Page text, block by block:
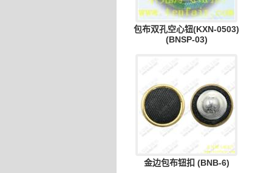
包布双孔空心钮(KXN-0503)
(BNSP-03)
金边包布钮扣 (BNB-6)